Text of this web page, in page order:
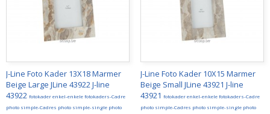
J-Line Foto Kader 13X18 Marmer
Beige Large JLine 43922 J-line
43922 fotokader enkel-enkele fotokaders-Cadre
photo simple-Cadres photo simple-single photo
J-Line Foto Kader 10X15 Marmer
Beige Small JLine 43921 J-line
43921 fotokader enkel-enkele fotokaders-Cadre
photo simple-Cadres photo simple-single photo